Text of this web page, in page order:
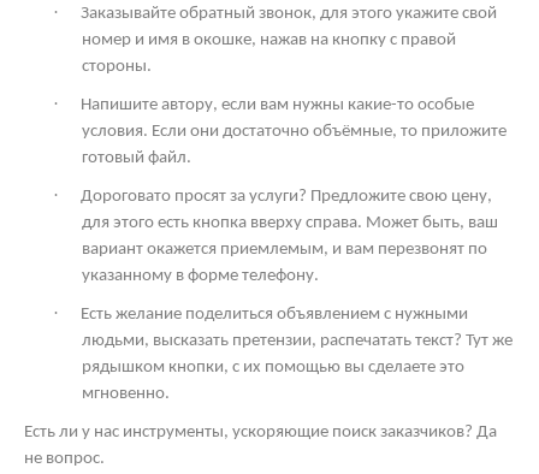
·
Заказывайте обратный звонок, для этого укажите свой
номер и имя в окошке, нажав на кнопку с правой
стороны.
·
Напишите автору, если вам нужны какие-то особые
условия. Если они достаточно объёмные, то приложите
готовый файл.
·
Дороговато просят за услуги? Предложите свою цену,
для этого есть кнопка вверху справа. Может быть, ваш
вариант окажется приемлемым, и вам перезвонят по
указанному в форме телефону.
·
Есть желание поделиться объявлением с нужными
людьми, высказать претензии, распечатать текст? Тут же
рядышком кнопки, с их помощью вы сделаете это
мгновенно.
Есть ли у нас инструменты, ускоряющие поиск заказчиков? Да
не вопрос.